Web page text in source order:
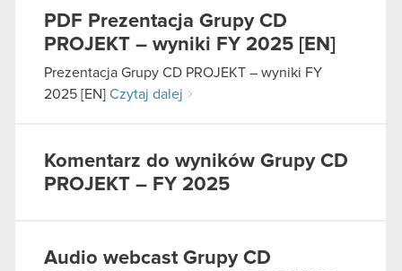
PDF Prezentacja Grupy CD
PROJEKT – wyniki FY 2025 [EN]
Prezentacja Grupy CD PROJEKT – wyniki FY
2025 [EN] Czytaj dalej
Komentarz do wyników Grupy CD
PROJEKT – FY 2025
Audio webcast Grupy CD